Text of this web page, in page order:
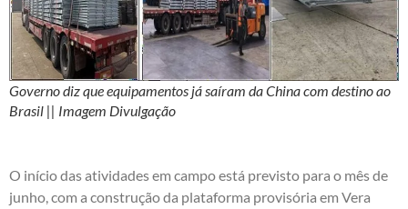
Governo diz que equipamentos já saíram da China com destino ao
Brasil || Imagem Divulgação
O início das atividades em campo está previsto para o mês de
junho, com a construção da plataforma provisória em Vera